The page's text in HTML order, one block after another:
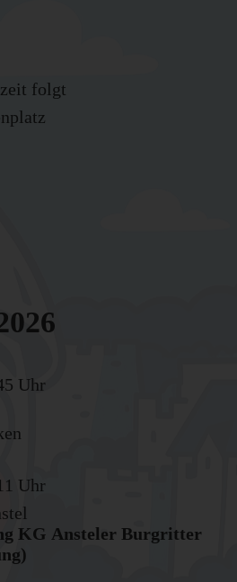
folgt
Uhr
Uhr
KG Ansteler Burgritter